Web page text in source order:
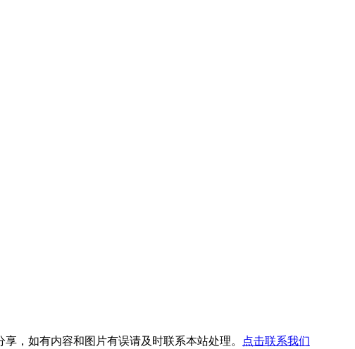
，如有内容和图片有误请及时联系本站处理。
点击联系我们